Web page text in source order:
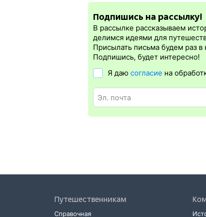
электронная регистрация.
Электронная регистрация
которая упрощает жизнь
билет на бланке.Электронная
железных дорог СНГ. Для посадки
в электронном жд билете. А в
Подпишись на рассылку!
В рассылке рассказываем
делимся идеями для
Присылать письма будем раз
Подпишись, будет интересно!
Я даю согласие на
Путешественникам
Справочная